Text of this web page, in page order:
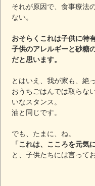
それが原因で、食事療法
ない。
おそらくこれは子供に特
子供のアレルギーと砂糖
だと思います。
とはいえ、我が家も、絶
おうちごはんでは取らな
いなスタンス。
油と同じです。
でも、たまに、ね。
「これは、こころを元気
と、子供たちには言って